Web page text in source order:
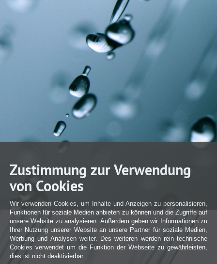
Zustimmung zur Verwendung
von Cookies
Wir verwenden Cookies, um Inhalte und Anzeigen zu personalisieren,
Funktionen für soziale Medien anbieten zu können und die Zugriffe auf
unsere Website zu analysieren. Außerdem geben wir Informationen zu
Ihrer Nutzung unserer Website an unsere Partner für soziale Medien,
Werbung und Analysen weiter. Des weiteren werden rein technische
Cookies verwendet um die Funktion der Webseite zu gewährleisten,
dies ist nicht deaktivierbar.